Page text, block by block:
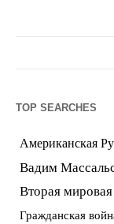
TOP SEARCHES
Американская
Вадим
Вторая
Гражданская